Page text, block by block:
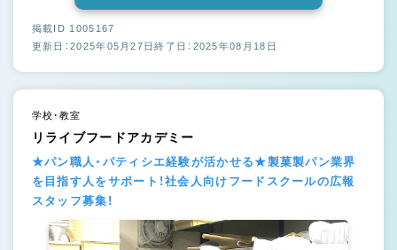
掲載ID 1005167
更新日：2025年05月27日終了日：2025年08月18日
学校・教室
リライブフードアカデミー
★パン職人・パティシエ経験が活かせる★製菓製パン業界
を目指す人をサポート！社会人向けフードスクールの広報
スタッフ募集!